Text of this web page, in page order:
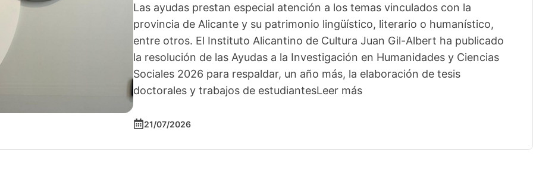
Las ayudas prestan especial atención a los temas vinculados con la
provincia de Alicante y su patrimonio lingüístico, literario o humanístico,
entre otros. El Instituto Alicantino de Cultura Juan Gil-Albert ha publicado
la resolución de las Ayudas a la Investigación en Humanidades y Ciencias
Sociales 2026 para respaldar, un año más, la elaboración de tesis
doctorales y trabajos de estudiantesLeer más
21/07/2026